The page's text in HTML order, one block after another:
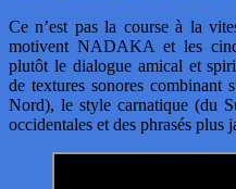
Ce n’est pas la course à la
motivent NADAKA et les
plutôt le dialogue amical et
de textures sonores combinant
Nord), le style carnatique (du
occidentales et des phrasés plus